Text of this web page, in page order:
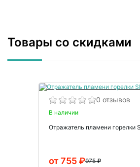
Товары со скидками
0 отзывов
В наличии
Отражатель пламени горелки
975 ₽
от 755 ₽